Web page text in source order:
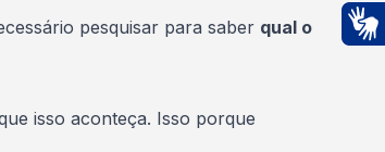
pesquisar para saber qual o
isso aconteça. Isso porque